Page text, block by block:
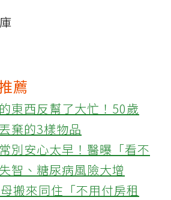
薦
東西反幫了大忙！50歲
棄的3樣物品
別安心太早！醫曝「看不
智、糖尿病風險大增
搬來同住「不用付房租